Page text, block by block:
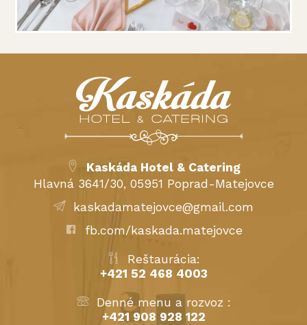
Kaskáda Hotel & Catering
Hlavná 3641/30, 05951 Poprad-Matejovce
kaskadamatejovce@gmail.com
fb.com/kaskada.matejovce
Reštaurácia:
+421 52 468 4003
Denné menu a rozvoz :
+421 908 928 122